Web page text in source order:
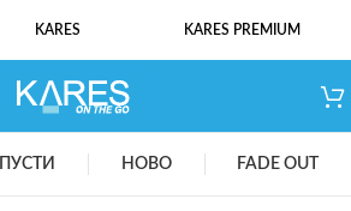
KARES KARES PREMIUM
НОВО FADE OUT